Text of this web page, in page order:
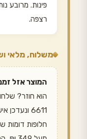
פינות. מרובע
רצפה.
משלוח, מלאי
המוצר אזל
6611
חלופות דומות